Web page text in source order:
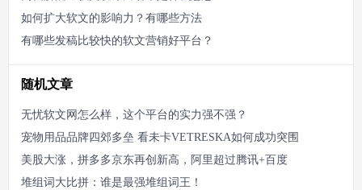
如何扩大软文的影响力？有哪些方法
有哪些发稿比较快的软文营销好平台？
随机文章
无忧软文网怎么样，这个平台的实力强不强？
​宠物用品品牌四郊多垒 看未卡VETRESKA如何成功突围
美股大涨，拼多多京东再创新高，阿里超过腾讯+百度
堆组词大比拼：谁是最强堆组词王！